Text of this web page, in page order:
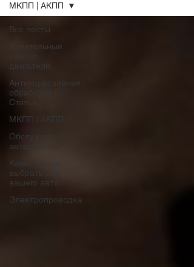
Все посты
Капитальный
ремонт
двигателя
Антикоррозийная
обработка |
Статьи
МКПП | АКПП
Обслуживание
автомобиля
Какое масло
выбрать для
вашего авто
Электропроводка
МКПП | АКПП